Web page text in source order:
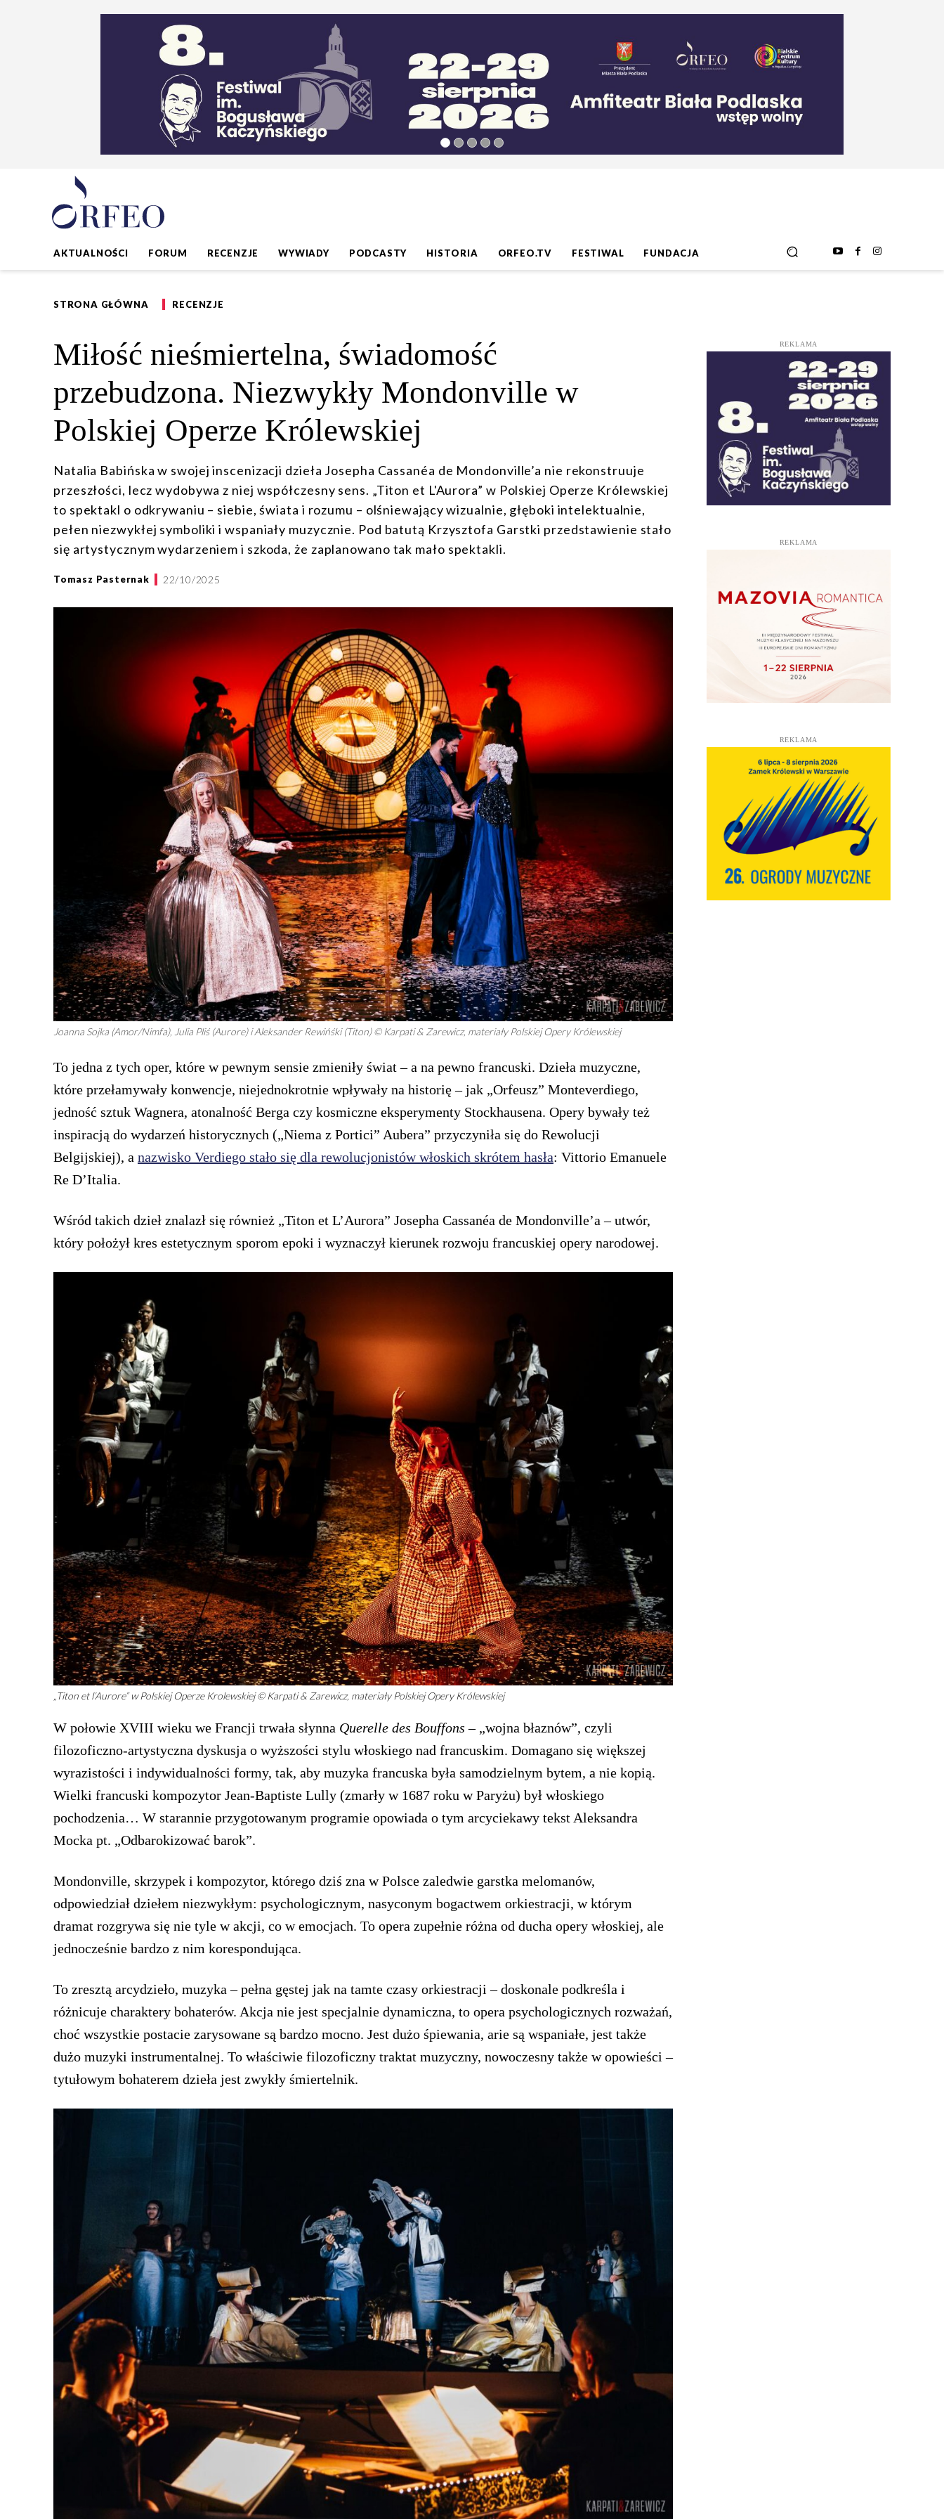
AKTUALNOŚCI FORUM RECENZJE WYWIADY PODCASTY HISTORIA ORFEO.TV FESTIWAL FUNDACJA
STRONA GŁÓWNA RECENZJE
Miłość nieśmiertelna, świadomość
przebudzona. Niezwykły Mondonville w
Polskiej Operze Królewskiej
Natalia Babińska w swojej inscenizacji dzieła Josepha Cassanéa de Mondonville’a nie rekonstruuje
przeszłości, lecz wydobywa z niej współczesny sens. „Titon et L'Aurora” w Polskiej Operze Królewskiej
to spektakl o odkrywaniu – siebie, świata i rozumu – olśniewający wizualnie, głęboki intelektualnie,
pełen niezwykłej symboliki i wspaniały muzycznie. Pod batutą Krzysztofa Garstki przedstawienie stało
się artystycznym wydarzeniem i szkoda, że zaplanowano tak mało spektakli.
Tomasz Pasternak 22/10/2025
Joanna Sojka (Amor/Nimfa), Julia Pliś (Aurore) i Aleksander Rewińśki (Titon) © Karpati & Zarewicz, materiały Polskiej Opery Królewskiej
To jedna z tych oper, które w pewnym sensie zmieniły świat – a na pewno francuski. Dzieła muzyczne,
które przełamywały konwencje, niejednokrotnie wpływały na historię – jak „Orfeusz” Monteverdiego,
jedność sztuk Wagnera, atonalność Berga czy kosmiczne eksperymenty Stockhausena. Opery bywały też
inspiracją do wydarzeń historycznych („Niema z Portici” Aubera” przyczyniła się do Rewolucji
Belgijskiej), a nazwisko Verdiego stało się dla rewolucjonistów włoskich skrótem hasła: Vittorio Emanuele
Re D’Italia.
Wśród takich dzieł znalazł się również „Titon et L’Aurora” Josepha Cassanéa de Mondonville’a – utwór,
który położył kres estetycznym sporom epoki i wyznaczył kierunek rozwoju francuskiej opery narodowej.
„Titon et l’Aurore” w Polskiej Operze Krolewskiej © Karpati & Zarewicz, materiały Polskiej Opery Królewskiej
W połowie XVIII wieku we Francji trwała słynna Querelle des Bouffons – „wojna błaznów”, czyli
filozoficzno-artystyczna dyskusja o wyższości stylu włoskiego nad francuskim. Domagano się większej
wyrazistości i indywidualności formy, tak, aby muzyka francuska była samodzielnym bytem, a nie kopią.
Wielki francuski kompozytor Jean-Baptiste Lully (zmarły w 1687 roku w Paryżu) był włoskiego
pochodzenia… W starannie przygotowanym programie opowiada o tym arcyciekawy tekst Aleksandra
Mocka pt. „Odbarokizować barok”.
Mondonville, skrzypek i kompozytor, którego dziś zna w Polsce zaledwie garstka melomanów,
odpowiedział dziełem niezwykłym: psychologicznym, nasyconym bogactwem orkiestracji, w którym
dramat rozgrywa się nie tyle w akcji, co w emocjach. To opera zupełnie różna od ducha opery włoskiej, ale
jednocześnie bardzo z nim korespondująca.
To zresztą arcydzieło, muzyka – pełna gęstej jak na tamte czasy orkiestracji – doskonale podkreśla i
różnicuje charaktery bohaterów. Akcja nie jest specjalnie dynamiczna, to opera psychologicznych rozważań,
choć wszystkie postacie zarysowane są bardzo mocno. Jest dużo śpiewania, arie są wspaniałe, jest także
dużo muzyki instrumentalnej. To właściwie filozoficzny traktat muzyczny, nowoczesny także w opowieści –
tytułowym bohaterem dzieła jest zwykły śmiertelnik.
REKLAMA
REKLAMA
REKLAMA